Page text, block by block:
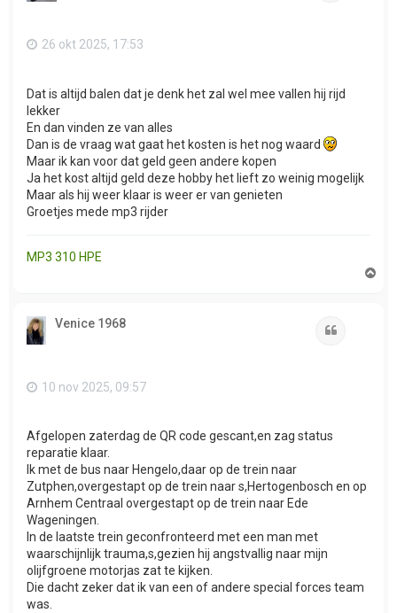
26 okt 2025, 17:53
Dat is altijd balen dat je denk het zal wel mee vallen hij rijd
lekker
En dan vinden ze van alles
Dan is de vraag wat gaat het kosten is het nog waard
Maar ik kan voor dat geld geen andere kopen
Ja het kost altijd geld deze hobby het lieft zo weinig mogelijk
Maar als hij weer klaar is weer er van genieten
Groetjes mede mp3 rijder
MP3 310 HPE
Venice 1968
10 nov 2025, 09:57
Afgelopen zaterdag de QR code gescant,en zag status
reparatie klaar.
Ik met de bus naar Hengelo,daar op de trein naar
Zutphen,overgestapt op de trein naar s,Hertogenbosch en op
Arnhem Centraal overgestapt op de trein naar Ede
Wageningen.
In de laatste trein geconfronteerd met een man met
waarschijnlijk trauma,s,gezien hij angstvallig naar mijn
olijfgroene motorjas zat te kijken.
Die dacht zeker dat ik van een of andere special forces team
was.